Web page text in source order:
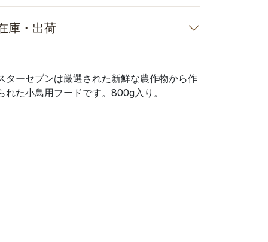
庫・出荷
ターセブンは厳選された新鮮な農作物から作
れた小鳥用フードです。800g入り。